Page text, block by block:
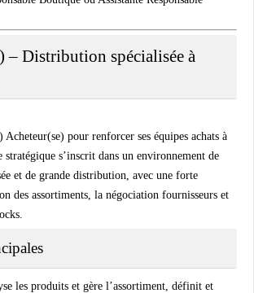
– Distribution spécialisée à
Acheteur(se) pour renforcer ses équipes achats à
stratégique s’inscrit dans un environnement de
et de grande distribution, avec une forte
des assortiments, la négociation fournisseurs et
les produits et gère l’assortiment, définit et